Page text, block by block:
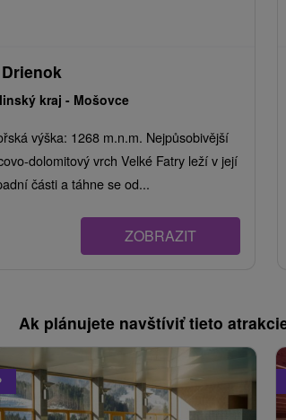
kraj - Mošovce
výška: 1268 m.n.m. Nejpůsobivější
dolomitový vrch Velké Fatry leží v její
části a táhne se od...
ZOBRAZIT
Ak plánujete navštíviť tieto